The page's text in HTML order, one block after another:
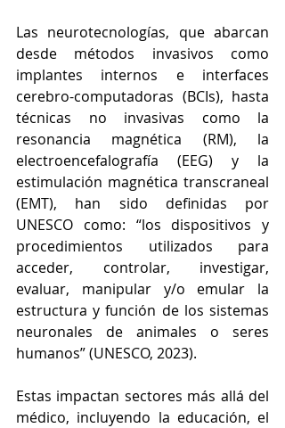
Las neurotecnologías, que abarcan
desde métodos invasivos como
implantes internos e interfaces
cerebro-computadoras (BCIs), hasta
técnicas no invasivas como la
resonancia magnética (RM), la
electroencefalografía (EEG) y la
estimulación magnética transcraneal
(EMT), han sido definidas por
UNESCO como: “los dispositivos y
procedimientos utilizados para
acceder, controlar, investigar,
evaluar, manipular y/o emular la
estructura y función de los sistemas
neuronales de animales o seres
humanos” (UNESCO, 2023).
Estas impactan sectores más allá del
médico, incluyendo la educación, el